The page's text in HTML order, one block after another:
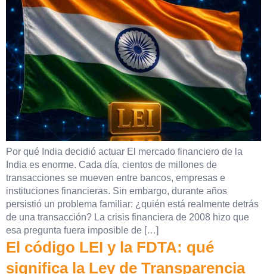
Por qué India decidió actuar El mercado financiero de la
India es enorme. Cada día, cientos de millones de
transacciones se mueven entre bancos, empresas e
instituciones financieras. Sin embargo, durante años
persistió un problema familiar: ¿quién está realmente detrás
de una transacción? La crisis financiera de 2008 hizo que
esa pregunta fuera imposible de […]
El código LEI y la FDTA: qué
significa la Ley de Transparencia